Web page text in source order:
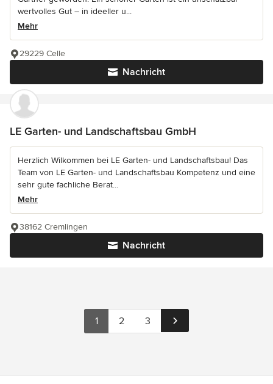
wertvolles Gut – in ideeller u...
Mehr
Nachricht
29229 Celle
LE Garten- und Landschaftsbau GmbH
Herzlich Wilkommen bei LE Garten- und Landschaftsbau! Das
Team von LE Garten- und Landschaftsbau Kompetenz und eine
sehr gute fachliche Berat...
Mehr
Nachricht
38162 Cremlingen
1 2 3